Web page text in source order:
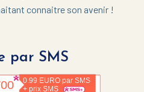
connaitre son avenir !
par SMS